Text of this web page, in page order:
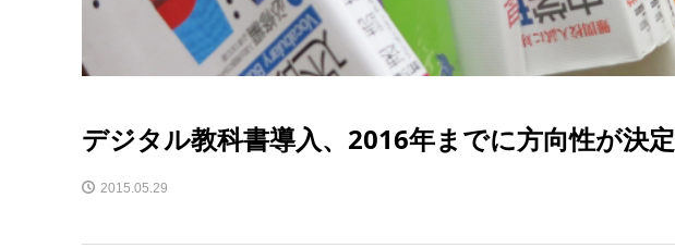
デジタル教科書導入、2016年までに方向性が決定
2015.05.29